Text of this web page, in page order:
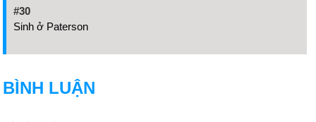
#30
Sinh ở Paterson
BÌNH LUẬN